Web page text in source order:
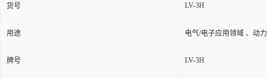
货号 LV-3H
用途 电气/电子应用领域 、动
牌号 LV-3H